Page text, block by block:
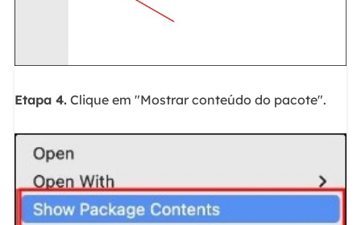
Etapa 4.Clique em "Mostrar conteúdo do pacote".